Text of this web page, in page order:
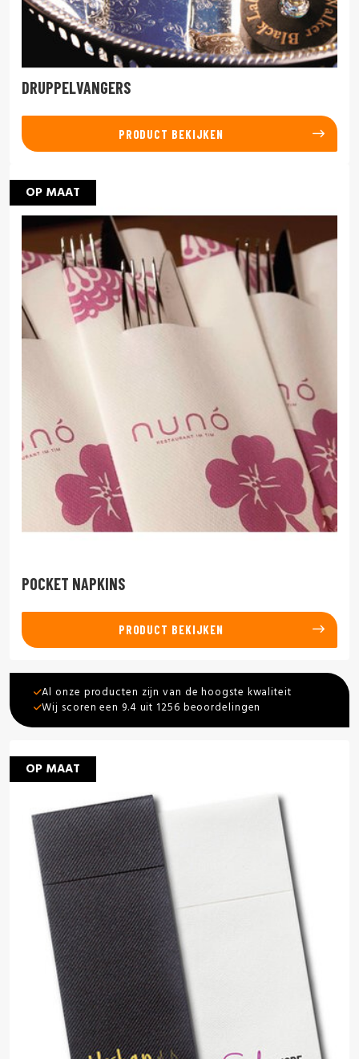
DRUPPELVANGERS
PRODUCT BEKIJKEN
OP MAAT
POCKET NAPKINS
PRODUCT BEKIJKEN
Al onze producten zijn van de hoogste kwaliteit
Wij scoren een 9.4 uit 1256 beoordelingen
OP MAAT